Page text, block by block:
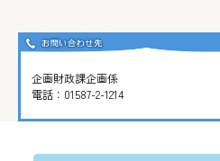
企画財政課企画係
電話： 01587-2-1214